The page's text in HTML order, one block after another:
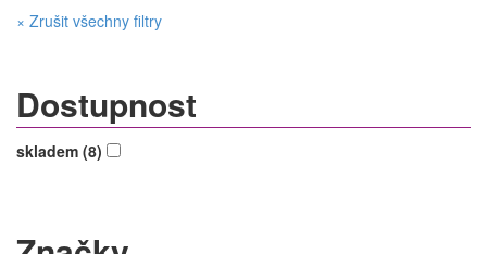
× Zrušit všechny filtry
Dostupnost
skladem (8)